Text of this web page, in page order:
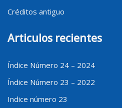
Créditos antiguo
Articulos recientes
Índice Número 24 – 2024
Índice Número 23 – 2022
Indice número 23